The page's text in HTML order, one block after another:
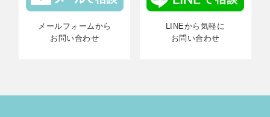
メールフォームから
お問い合わせ
LINEから気軽に
お問い合わせ